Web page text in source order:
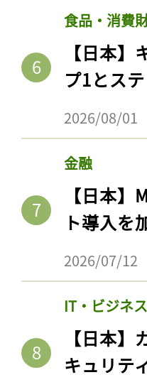
食品・消費
【日本
プ1とス
2026/08/01
金融
【日本
ト導入を
2026/07/12
IT・ビジネ
【日本
キュリテ